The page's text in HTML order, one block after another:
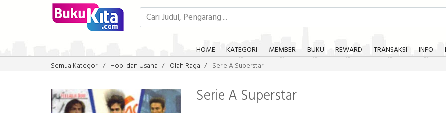
HOME KATEGORI MEMBER BUKU REWARD TRANSAKSI INFO
Semua Kategori
Hobi dan Usaha Olah Raga Serie A Superstar
Serie A Superstar